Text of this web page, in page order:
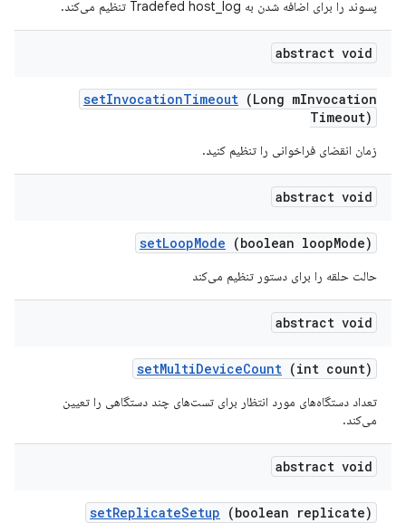
پسوند را برای اضافه شدن به Tradefed host_log تنظیم می‌کند.
abstract void
setInvocationTimeout (Long mInvocation
Timeout)
زمان انقضای فراخوانی را تنظیم کنید.
abstract void
setLoopMode (boolean loopMode)
حالت حلقه را برای دستور تنظیم می‌کند
abstract void
setMultiDeviceCount (int count)
تعداد دستگاه‌های مورد انتظار برای تست‌های چند دستگاهی را تعیین
می‌کند.
abstract void
setReplicateSetup (boolean replicate)